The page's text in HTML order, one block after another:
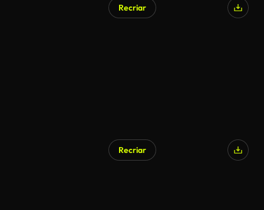
Recriar
Recriar